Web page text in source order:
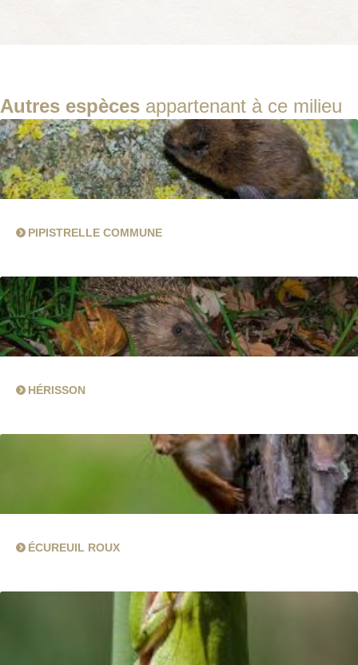
Autres espèces appartenant à ce milieu
PIPISTRELLE COMMUNE
HÉRISSON
ÉCUREUIL ROUX